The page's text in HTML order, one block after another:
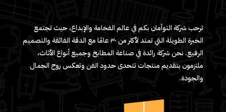
ترحب شركة التوأمان بكم في عالم الفخامة والإبداع، حيث تجتمع
الخبرة الطويلة التي تمتد لأكثر من ٣٠ عامًا مع الدقة الفائقة والتصميم
الرفيع. نحن شركة رائدة في صناعة المطابخ وجميع أنواع الأثاث،
ملتزمون بتقديم منتجات تتحدى حدود الفن وتعكس روح الجمال
والجودة.